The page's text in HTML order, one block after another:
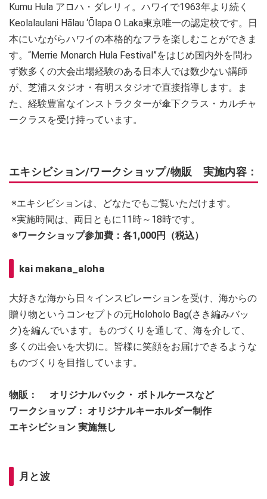
Kumu Hula アロハ・ダレリィ。ハワイで1963年より続く
Keolalaulani Hālau ‘Ōlapa O Laka東京唯一の認定校です。日
本にいながらハワイの本格的なフラを楽しむことができま
す。“Merrie Monarch Hula Festival”をはじめ国内外を問わ
ず数多くの大会出場経験のある日本人では数少ない講師
が、芝浦スタジオ・有明スタジオで直接指導します。ま
た、経験豊富なインストラクターが傘下クラス・カルチャ
ークラスを受け持っています。
エキシビション/ワークショップ/物販 実施内容：
※エキシビションは、どなたでもご覧いただけます。
※実施時間は、両日ともに11時～18時です。
※ワークショップ参加費：各1,000円（税込）
kai makana_aloha
大好きな海から日々インスピレーションを受け、海からの
贈り物というコンセプトの元Holoholo Bag(さき編みバッ
ク)を編んでいます。ものづくりを通して、海を介して、
多くの出会いを大切に。皆様に笑顔をお届けできるような
ものづくりを目指しています。
物販： オリジナルバック・ ボトルケースなど
ワークショップ： オリジナルキーホルダー制作
エキシビション 実施無し
月と波